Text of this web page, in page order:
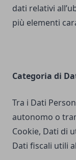
dati relativi
più elementi
Categoria di
Tra i Dati
autonomo o
Cookie, Dati di
Dati fiscali utili